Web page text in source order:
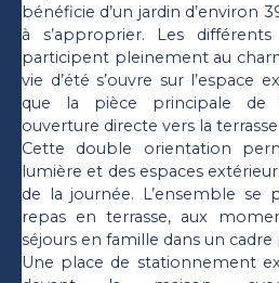
bénéficie d’un jardin d’environ
à s’approprier. Les
participent pleinement au
vie d’été s’ouvre sur l’espace
que la pièce principale de
ouverture directe vers la
Cette double orientation
lumière et des espaces
de la journée. L’ensemble se
repas en terrasse, aux
séjours en famille dans un cadre
Une place de stationnement